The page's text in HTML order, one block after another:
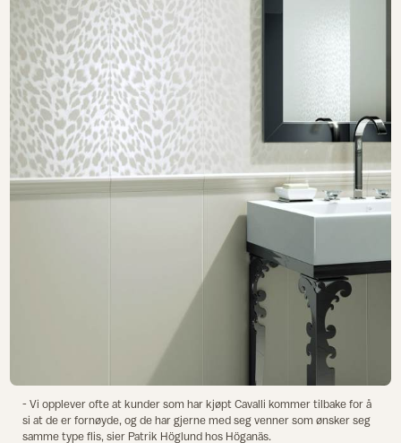
- Vi opplever ofte at kunder som har kjøpt Cavalli kommer tilbake for å
si at de er fornøyde, og de har gjerne med seg venner som ønsker seg
samme type flis, sier Patrik Höglund hos Höganäs.